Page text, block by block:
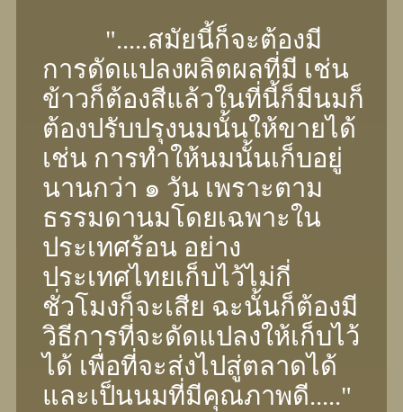
".....สมัยนี้ก็จะต้องมี
การดัดแปลงผลิตผลที่มี เช่น
ข้าวก็ต้องสีแล้วในที่นี้ก็มีนมก็
ต้องปรับปรุงนมนั้นให้ขายได้
เช่น การทำให้นมนั้นเก็บอยู่
นานกว่า ๑ วัน เพราะตาม
ธรรมดานมโดยเฉพาะใน
ประเทศร้อน อย่าง
ประเทศไทยเก็บไว้ไม่กี่
ชั่วโมงก็จะเสีย ฉะนั้นก็ต้องมี
วิธีการที่จะดัดแปลงให้เก็บไว้
ได้ เพื่อที่จะส่งไปสู่ตลาดได้
และเป็นนมที่มีคุณภาพดี....."